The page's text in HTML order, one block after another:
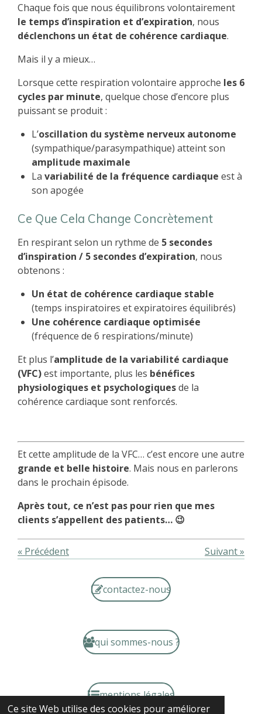
Ce site Web utilise des cookies pour améliorer
Chaque fois que nous équilibrons volontairement
le temps d’inspiration et d’expiration, nous
déclenchons un état de cohérence cardiaque.
Mais il y a mieux…
Lorsque cette respiration volontaire approche les 6
cycles par minute, quelque chose d’encore plus
puissant se produit :
L’oscillation du système nerveux autonome
(sympathique/parasympathique) atteint son
amplitude maximale
La variabilité de la fréquence cardiaque est à
son apogée
Ce Que Cela Change Concrètement
En respirant selon un rythme de 5 secondes
d’inspiration / 5 secondes d’expiration, nous
obtenons :
Un état de cohérence cardiaque stable
(temps inspiratoires et expiratoires équilibrés)
Une cohérence cardiaque optimisée
(fréquence de 6 respirations/minute)
Et plus l’amplitude de la variabilité cardiaque
(VFC)est importante, plus les bénéfices
physiologiques et psychologiquesde la
cohérence cardiaque sont renforcés.
Et cette amplitude de la VFC… c’est encore une autre
grande et belle histoire. Mais nous en parlerons
dans le prochain épisode.
Après tout, ce n’est pas pour rien que mes
clients s’appellent des patients… 😉
« Précédent Suivant»
contactez-nous
qui sommes-nous ?
mentions légales